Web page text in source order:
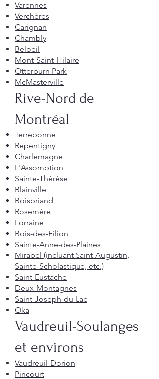
Varennes
Verchères
Carignan
Chambly
Beloeil
Mont-Saint-Hilaire
Otterburn Park
McMasterville
Rive-Nord de
Montréal
Terrebonne
Repentigny
Charlemagne
L'Assomption
Sainte-Thérèse
Blainville
Boisbriand
Rosemère
Lorraine
Bois-des-Filion
Sainte-Anne-des-Plaines
Mirabel (incluant Saint-Augustin,
Sainte-Scholastique, etc.)
Saint-Eustache
Deux-Montagnes
Saint-Joseph-du-Lac
Oka
Vaudreuil-Soulanges
et environs
Vaudreuil-Dorion
Pincourt